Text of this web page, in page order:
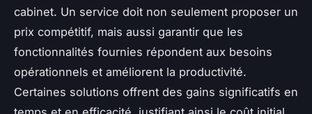
cabinet. Un service doit non seulement proposer un
prix compétitif, mais aussi garantir que les
fonctionnalités fournies répondent aux besoins
opérationnels et améliorent la productivité.
Certaines solutions offrent des gains significatifs en